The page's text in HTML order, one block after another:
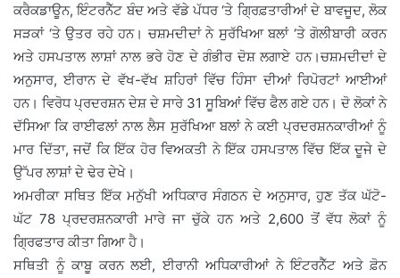
ਕਰੈਕਡਾਊਨ, ਇੰਟਰਨੈੱਟ ਬੰਦ ਅਤੇ ਵੱਡੇ ਪੱਧਰ ‘ਤੇ ਗ੍ਰਿਫ਼ਤਾਰੀਆਂ ਦੇ ਬਾਵਜੂਦ, ਲੋਕ
ਸੜਕਾਂ ‘ਤੇ ਉਤਰ ਰਹੇ ਹਨ। ਚਸ਼ਮਦੀਦਾਂ ਨੇ ਸੁਰੱਖਿਆ ਬਲਾਂ ‘ਤੇ ਗੋਲੀਬਾਰੀ ਕਰਨ
ਅਤੇ ਹਸਪਤਾਲ ਲਾਸ਼ਾਂ ਨਾਲ ਭਰੇ ਹੋਣ ਦੇ ਗੰਭੀਰ ਦੋਸ਼ ਲਗਾਏ ਹਨ।ਚਸ਼ਮਦੀਦਾਂ ਦੇ
ਅਨੁਸਾਰ, ਈਰਾਨ ਦੇ ਵੱਖ-ਵੱਖ ਸ਼ਹਿਰਾਂ ਵਿੱਚ ਹਿੰਸਾ ਦੀਆਂ ਰਿਪੋਰਟਾਂ ਆਈਆਂ
ਹਨ। ਵਿਰੋਧ ਪ੍ਰਦਰਸ਼ਨ ਦੇਸ਼ ਦੇ ਸਾਰੇ 31 ਸੂਬਿਆਂ ਵਿੱਚ ਫੈਲ ਗਏ ਹਨ। ਦੋ ਲੋਕਾਂ ਨੇ
ਦੱਸਿਆ ਕਿ ਰਾਈਫਲਾਂ ਨਾਲ ਲੈਸ ਸੁਰੱਖਿਆ ਬਲਾਂ ਨੇ ਕਈ ਪ੍ਰਦਰਸ਼ਨਕਾਰੀਆਂ ਨੂੰ
ਮਾਰ ਦਿੱਤਾ, ਜਦੋਂ ਕਿ ਇੱਕ ਹੋਰ ਵਿਅਕਤੀ ਨੇ ਇੱਕ ਹਸਪਤਾਲ ਵਿੱਚ ਇੱਕ ਦੂਜੇ ਦੇ
ਉੱਪਰ ਲਾਸ਼ਾਂ ਦੇ ਢੇਰ ਦੇਖੇ।
ਅਮਰੀਕਾ ਸਥਿਤ ਇੱਕ ਮਨੁੱਖੀ ਅਧਿਕਾਰ ਸੰਗਠਨ ਦੇ ਅਨੁਸਾਰ, ਹੁਣ ਤੱਕ ਘੱਟੋ-
ਘੱਟ 78 ਪ੍ਰਦਰਸ਼ਨਕਾਰੀ ਮਾਰੇ ਜਾ ਚੁੱਕੇ ਹਨ ਅਤੇ 2,600 ਤੋਂ ਵੱਧ ਲੋਕਾਂ ਨੂੰ
ਗ੍ਰਿਫਤਾਰ ਕੀਤਾ ਗਿਆ ਹੈ।
ਸਥਿਤੀ ਨੂੰ ਕਾਬੂ ਕਰਨ ਲਈ, ਈਰਾਨੀ ਅਧਿਕਾਰੀਆਂ ਨੇ ਇੰਟਰਨੈੱਟ ਅਤੇ ਫ਼ੋਨ